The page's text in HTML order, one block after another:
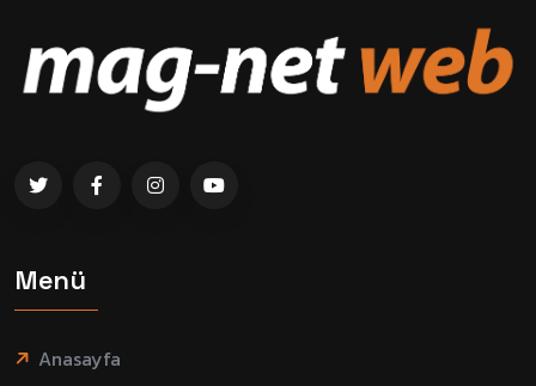
Menü
Anasayfa